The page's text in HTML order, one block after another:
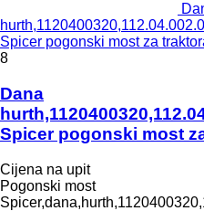
Spicer pogonski most za
8
Dana
Spicer pogonski most
Cijena na upit
Pogonski most